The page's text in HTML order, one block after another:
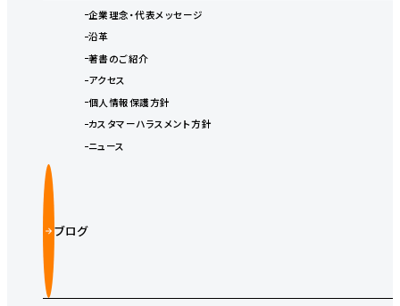
企業理念・代表メッセージ
沿革
著書のご紹介
アクセス
個人情報保護方針
カスタマーハラスメント方針
ニュース
ブログ